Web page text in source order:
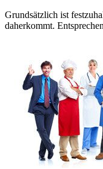
Grundsätzlich ist
daherkommt.